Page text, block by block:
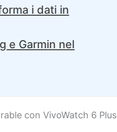
i dati in
e Garmin nel
con VivoWatch 6 Plus